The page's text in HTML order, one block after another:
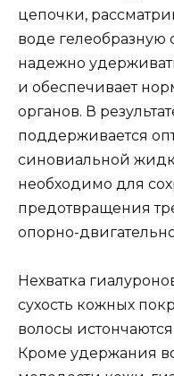
цепочки,
воде гелеобразную
надежно
и обеспечивает
органов. В
поддерживается
синовиальной
необходимо для
предотвращения
опорно-
Нехватка
сухость кожных
волосы
Кроме удержания